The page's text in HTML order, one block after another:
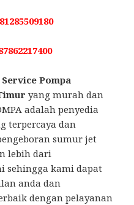
Service Pompa
yang murah dan
adalah penyedia
terpercaya dan
sumur jet
lebih dari
sehingga kami dapat
anda dan
dengan pelayanan